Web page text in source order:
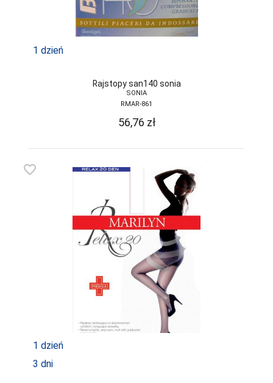
SELF
SLOGGI
SONIA
SOTEX
SPAIO
STEVEN
TAK
TARO
TOPGAL
TRE STELLE
VENA
1 dzień
Rajstopy san140 sonia
SONIA
RMAR-861
56,76 zł
favorite_border
1 dzień
3 dni